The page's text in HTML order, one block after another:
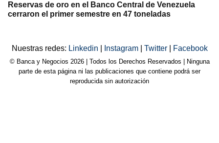
Reservas de oro en el Banco Central de Venezuela
cerraron el primer semestre en 47 toneladas
Nuestras redes: Linkedin Instagram Twitter Facebook
© Banca y Negocios 2026 | Todos los Derechos Reservados | Ninguna
parte de esta página ni las publicaciones que contiene podrá ser
reproducida sin autorización